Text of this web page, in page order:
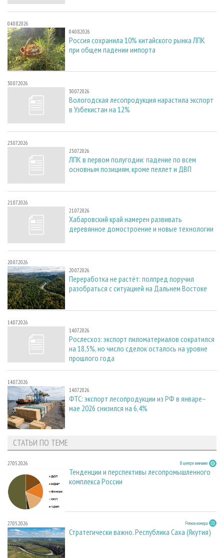
04.08.2026
04.08.2026
Россия сохранила 10% китайского рынка ЛПК
при общем падении импорта
30.07.2026
30.07.2026
Вологодская лесопродукция нарастила экспорт
в Узбекистан на 12%
23.07.2026
23.07.2026
ЛПК в первом полугодии: падение по всем
основным позициям, кроме пеллет и ДВП
21.07.2026
21.07.2026
Хабаровский край намерен развивать
деревянное домостроение и новые технологии
20.07.2026
20.07.2026
Переработка не растёт: полпред поручил
разобраться с ситуацией на Дальнем Востоке
14.07.2026
14.07.2026
Рослесхоз: экспорт пиломатериалов сократился
на 18,5%, но число сделок осталось на уровне
прошлого года
14.07.2026
14.07.2026
ФТС: экспорт лесопродукции из РФ в январе–
мае 2026 снизился на 6,4%
СТАТЬИ ПО ТЕМЕ
27.05.2026 В центре внимания
Тенденции и перспективы лесопромышленного
комплекса России
27.05.2026 Регион номера
Стратегически важно. Республика Саха (Якутия)